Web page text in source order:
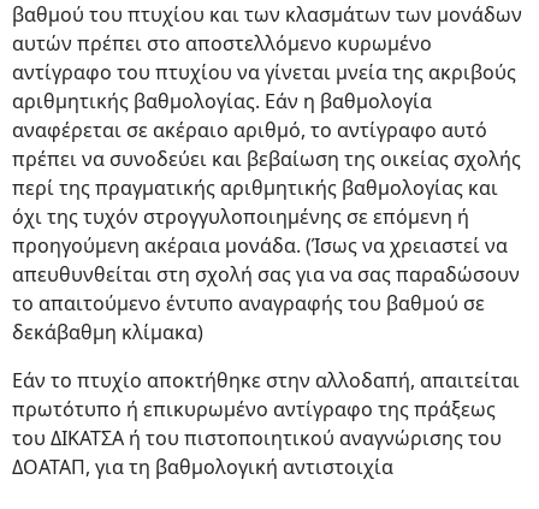
βαθμού του πτυχίου και των κλασμάτων των μονάδων
αυτών πρέπει στο αποστελλόμενο κυρωμένο
αντίγραφο του πτυχίου να γίνεται μνεία της ακριβούς
αριθμητικής βαθμολογίας. Εάν η βαθμολογία
αναφέρεται σε ακέραιο αριθμό, το αντίγραφο αυτό
πρέπει να συνοδεύει και βεβαίωση της οικείας σχολής
περί της πραγματικής αριθμητικής βαθμολογίας και
όχι της τυχόν στρογγυλοποιημένης σε επόμενη ή
προηγούμενη ακέραια μονάδα. (Ίσως να χρειαστεί να
απευθυνθείται στη σχολή σας για να σας παραδώσουν
το απαιτούμενο έντυπο αναγραφής του βαθμού σε
δεκάβαθμη κλίμακα)
Εάν το πτυχίο αποκτήθηκε στην αλλοδαπή, απαιτείται
πρωτότυπο ή επικυρωμένο αντίγραφο της πράξεως
του ΔΙΚΑΤΣΑ ή του πιστοποιητικού αναγνώρισης του
ΔΟΑΤΑΠ, για τη βαθμολογική αντιστοιχία